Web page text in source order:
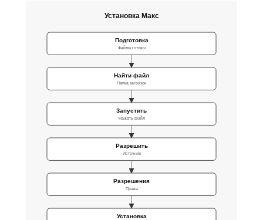
Установка Макс
Подготовка
Файлы готовы
Найти файл
Папка загрузок
Запустить
Нажать файл
Разрешить
Источник
Разрешения
Права
Установка